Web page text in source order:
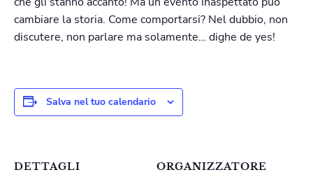
cambiare la storia. Come comportarsi? Nel dubbio, non
discutere, non parlare ma solamente… dighe de yes!
Salva nel tuo calendario
DETTAGLI ORGANIZZATORE